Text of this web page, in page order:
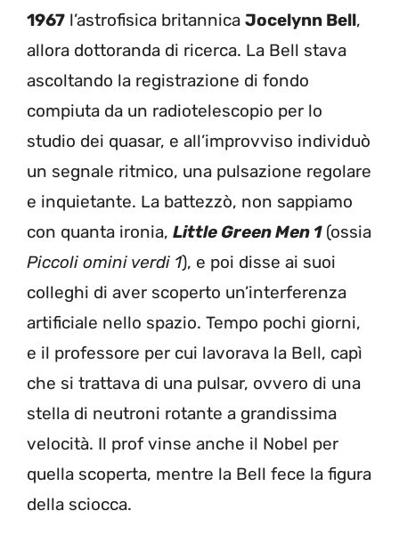
1967 l’astrofisica britannica Jocelynn Bell,
allora dottoranda di ricerca. La Bell stava
ascoltando la registrazione di fondo
compiuta da un radiotelescopio per lo
studio dei quasar, e all’improvviso individuò
un segnale ritmico, una pulsazione regolare
e inquietante. La battezzò, non sappiamo
con quanta ironia, Little Green Men 1(ossia
Piccoli omini verdi 1), e poi disse ai suoi
colleghi di aver scoperto un’interferenza
artificiale nello spazio. Tempo pochi giorni,
e il professore per cui lavorava la Bell, capì
che si trattava di una pulsar, ovvero di una
stella di neutroni rotante a grandissima
velocità. Il prof vinse anche il Nobel per
quella scoperta, mentre la Bell fece la figura
della sciocca.